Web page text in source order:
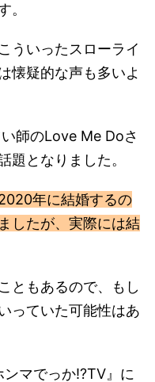
。
ういったスローライ
懐疑的な声も多いよ
師のLove Me Doさ
題となりました。
年に結婚するの
したが、実際には結
ともあるので、もし
っていた可能性はあ
マでっか!?TV』に